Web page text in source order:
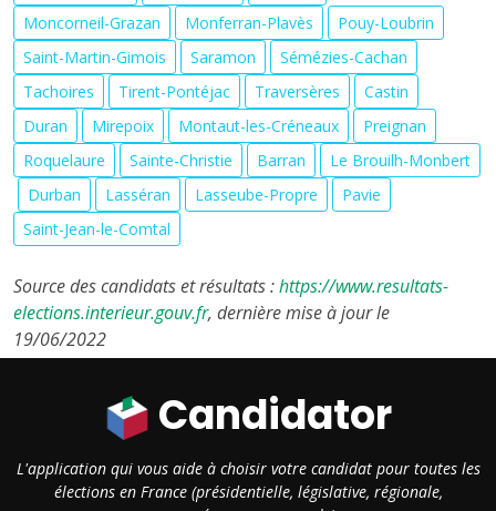
Moncorneil-Grazan
Monferran-Plavès
Pouy-Loubrin
Saint-Martin-Gimois
Saramon
Sémézies-Cachan
Tachoires
Tirent-Pontéjac Traversères
Castin
Duran
Mirepoix Montaut-les-Créneaux
Preignan
Roquelaure
Sainte-Christie Barran
Le Brouilh-Monbert
Durban
Lasséran Lasseube-Propre
Pavie
Saint-Jean-le-Comtal
Source des candidats et résultats :https://www.resultats-
elections.interieur.gouv.fr, dernière mise à jour le
19/06/2022
Candidator
L'application qui vous aide à choisir votre candidat pour toutes les
élections en France (présidentielle, législative, régionale,